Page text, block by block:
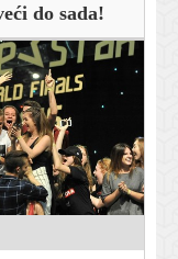
do sada!